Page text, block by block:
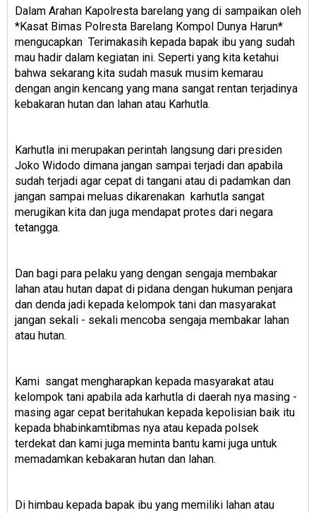
Dalam Arahan Kapolresta barelang yang di sampaikan oleh
*Kasat Bimas Polresta Barelang Kompol Dunya Harun*
mengucapkan Terimakasih kepada bapak ibu yang sudah
mau hadir dalam kegiatan ini. Seperti yang kita ketahui
bahwa sekarang kita sudah masuk musim kemarau
dengan angin kencang yang mana sangat rentan terjadinya
kebakaran hutan dan lahan atau Karhutla.
Karhutla ini merupakan perintah langsung dari presiden
Joko Widodo dimana jangan sampai terjadi dan apabila
sudah terjadi agar cepat di tangani atau di padamkan dan
jangan sampai meluas dikarenakan karhutla sangat
merugikan kita dan juga mendapat protes dari negara
tetangga.
Dan bagi para pelaku yang dengan sengaja membakar
lahan atau hutan dapat di pidana dengan hukuman penjara
dan denda jadi kepada kelompok tani dan masyarakat
jangan sekali - sekali mencoba sengaja membakar lahan
atau hutan.
Kami sangat mengharapkan kepada masyarakat atau
kelompok tani apabila ada karhutla di daerah nya masing -
masing agar cepat beritahukan kepada kepolisian baik itu
kepada bhabinkamtibmas nya atau kepada polsek
terdekat dan kami juga meminta bantu kami juga untuk
memadamkan kebakaran hutan dan lahan.
Di himbau kepada bapak ibu yang memiliki lahan atau